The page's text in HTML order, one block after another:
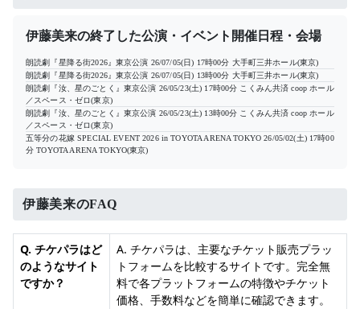
伊藤美来の終了した公演・イベント開催日程・会場
朗読劇『星降る街2026』東京公演 26/07/05(日) 17時00分 大手町三井ホール(東京)
朗読劇『星降る街2026』東京公演 26/07/05(日) 13時00分 大手町三井ホール(東京)
朗読劇『汝、星のごとく』東京公演 26/05/23(土) 17時00分 こくみん共済 coop ホール
／スペース・ゼロ(東京)
朗読劇『汝、星のごとく』東京公演 26/05/23(土) 13時00分 こくみん共済 coop ホール
／スペース・ゼロ(東京)
五等分の花嫁 SPECIAL EVENT 2026 in TOYOTA ARENA TOKYO 26/05/02(土) 17時00
分 TOYOTA ARENA TOKYO(東京)
伊藤美来のFAQ
Q. チケパラはど
のようなサイト
ですか？
A. チケパラは、主要なチケット販売プラッ
トフォームを比較するサイトです。完全無
料で各プラットフォームの特徴やチケット
価格、手数料などを簡単に確認できます。